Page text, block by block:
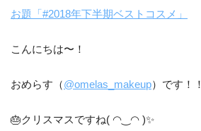
お題「#2018年下半期ベストコスメ」
こんにちは〜！
おめらす（@omelas_makeup）です！！
🎂クリスマスですね( ◠‿◠ )✨